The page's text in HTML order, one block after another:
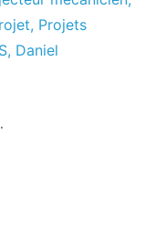
, Projets
, Daniel